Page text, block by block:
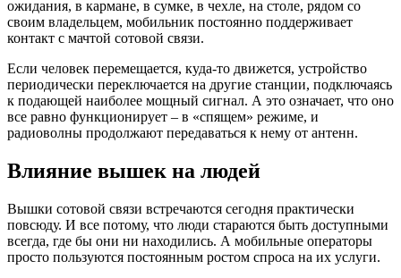
ожидания, в кармане, в сумке, в чехле, на столе, рядом со
своим владельцем, мобильник постоянно поддерживает
контакт с мачтой сотовой связи.
Если человек перемещается, куда-то движется, устройство
периодически переключается на другие станции, подключаясь
к подающей наиболее мощный сигнал. А это означает, что оно
все равно функционирует – в «спящем» режиме, и
радиоволны продолжают передаваться к нему от антенн.
Влияние вышек на людей
Вышки сотовой связи встречаются сегодня практически
повсюду. И все потому, что люди стараются быть доступными
всегда, где бы они ни находились. А мобильные операторы
просто пользуются постоянным ростом спроса на их услуги.